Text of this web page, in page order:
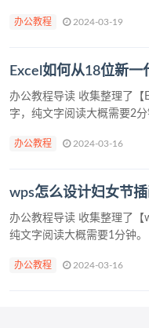
办公教程 2024-03-19
Excel如何从18位新
办公教程导读 收集整理了【
字，纯文字阅读大概需要2
办公教程 2024-03-16
wps怎么设计妇女节
办公教程导读 收集整理了【
纯文字阅读大概需要1分钟
办公教程 2024-03-16